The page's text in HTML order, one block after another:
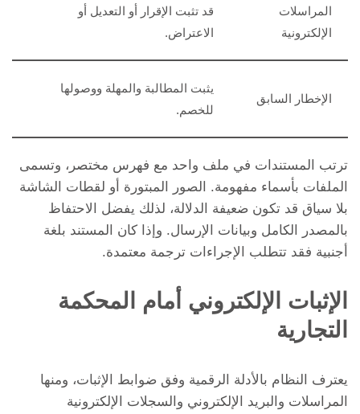
المراسلات
الإلكترونية
قد تثبت الإقرار أو التعديل أو
الاعتراض.
الإخطار السابق
يثبت المطالبة والمهلة ووصولها
للخصم.
ترتب المستندات في ملف واحد مع فهرس مختصر، وتسمى
الملفات بأسماء مفهومة. الصور المبتورة أو لقطات الشاشة
بلا سياق قد تكون ضعيفة الدلالة، لذلك يفضل الاحتفاظ
بالمصدر الكامل وبيانات الإرسال. وإذا كان المستند بلغة
أجنبية فقد تتطلب الإجراءات ترجمة معتمدة.
الإثبات الإلكتروني أمام المحكمة
التجارية
يعترف النظام بالأدلة الرقمية وفق ضوابط الإثبات، ومنها
المراسلات والبريد الإلكتروني والسجلات الإلكترونية